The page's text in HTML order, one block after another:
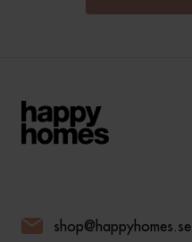
shop@happyhomes.se